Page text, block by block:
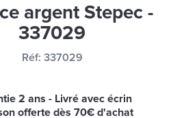
argent Stepec -
337029
Réf: 337029
2 ans - Livré avec écrin
offerte dès 70€ d'achat